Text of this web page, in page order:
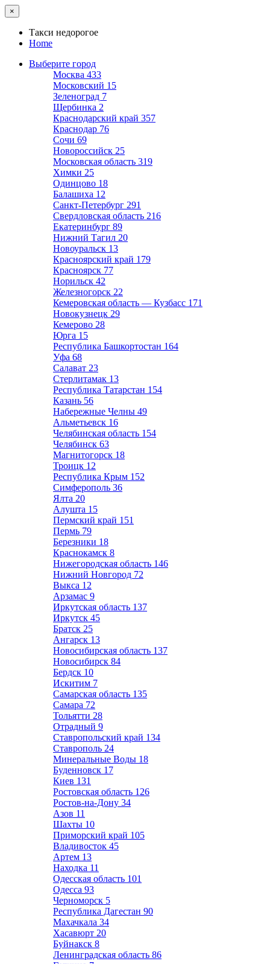
×
Такси недорогое
Home
Выберите город
Москва 433
Московский 15
Зеленоград 7
Щербинка 2
Краснодарский край 357
Краснодар 76
Сочи 69
Новороссийск 25
Московская область 319
Химки 25
Одинцово 18
Балашиха 12
Санкт-Петербург 291
Свердловская область 216
Екатеринбург 89
Нижний Тагил 20
Новоуральск 13
Красноярский край 179
Красноярск 77
Норильск 42
Железногорск 22
Кемеровская область — Кузбасс 171
Новокузнецк 29
Кемерово 28
Юрга 15
Республика Башкортостан 164
Уфа 68
Салават 23
Стерлитамак 13
Республика Татарстан 154
Казань 56
Набережные Челны 49
Альметьевск 16
Челябинская область 154
Челябинск 63
Магнитогорск 18
Троицк 12
Республика Крым 152
Симферополь 36
Ялта 20
Алушта 15
Пермский край 151
Пермь 79
Березники 18
Краснокамск 8
Нижегородская область 146
Нижний Новгород 72
Выкса 12
Арзамас 9
Иркутская область 137
Иркутск 45
Братск 25
Ангарск 13
Новосибирская область 137
Новосибирск 84
Бердск 10
Искитим 7
Самарская область 135
Самара 72
Тольятти 28
Отрадный 9
Ставропольский край 134
Ставрополь 24
Минеральные Воды 18
Буденновск 17
Киев 131
Ростовская область 126
Ростов-на-Дону 34
Азов 11
Шахты 10
Приморский край 105
Владивосток 45
Артем 13
Находка 11
Одесская область 101
Одесса 93
Черноморск 5
Республика Дагестан 90
Махачкала 34
Хасавюрт 20
Буйнакск 8
Ленинградская область 86